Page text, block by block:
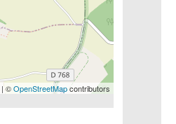
| ©OpenStreetMapcontributors